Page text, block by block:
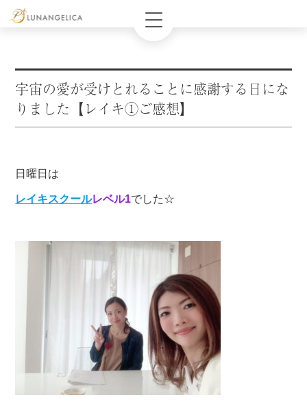
宇宙の愛が受けとれることに感謝する日にな
りました【レイキ①ご感想】
日曜日は
レイキスクールレベル1でした☆